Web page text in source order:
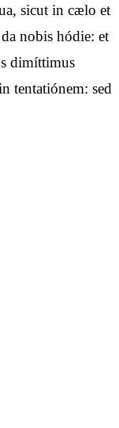
sicut in cælo et
nobis hódie: et
dimíttimus
tentatiónem: sed